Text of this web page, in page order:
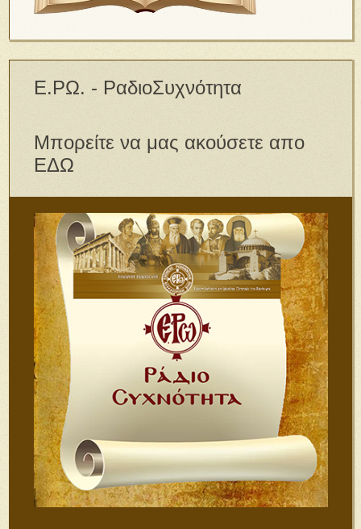
Ε.ΡΩ. - ΡαδιοΣυχνότητα
Μπορείτε να μας ακούσετε απο
ΕΔΩ